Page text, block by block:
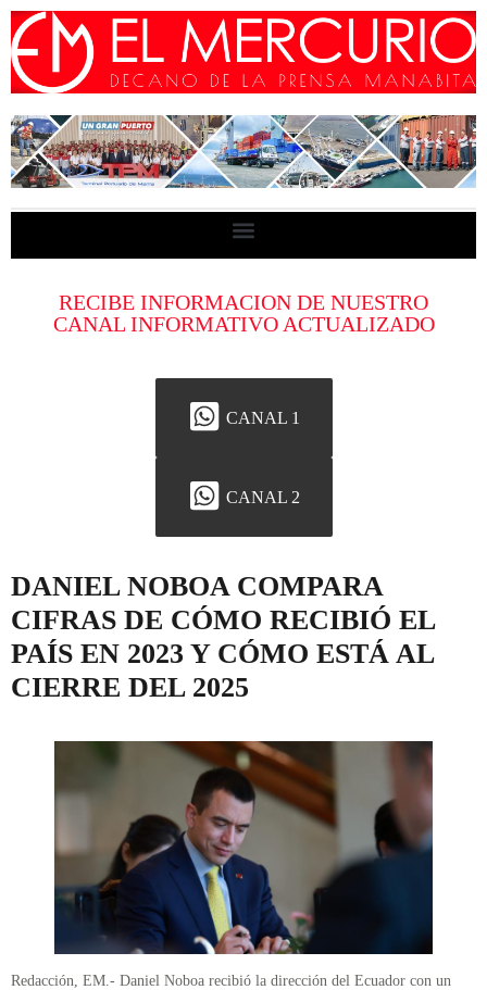
RECIBE INFORMACION DE NUESTRO
CANAL INFORMATIVO ACTUALIZADO
CANAL 1
CANAL 2
DANIEL NOBOA COMPARA
CIFRAS DE CÓMO RECIBIÓ EL
PAÍS EN 2023 Y CÓMO ESTÁ AL
CIERRE DEL 2025
Redacción, EM.- Daniel Noboa recibió la dirección del Ecuador con un